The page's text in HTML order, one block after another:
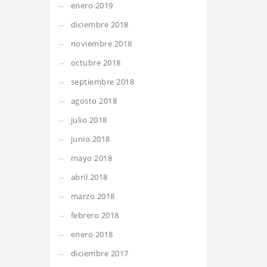
enero 2019
diciembre 2018
noviembre 2018
octubre 2018
septiembre 2018
agosto 2018
julio 2018
junio 2018
mayo 2018
abril 2018
marzo 2018
febrero 2018
enero 2018
diciembre 2017